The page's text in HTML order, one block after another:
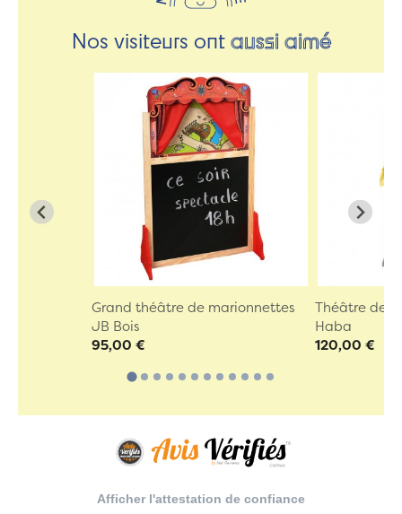
Nos visiteurs ontaussi aimé
Grand théâtre de marionnettes
JB Bois
95,00 €
Théâtre de
Haba
120,00 €
Afficher l'attestation de confiance